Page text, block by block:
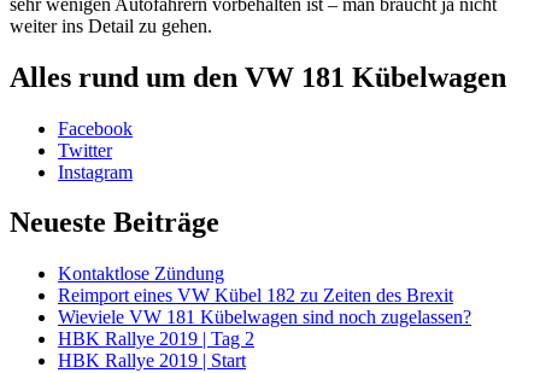
weiter ins Detail zu gehen.
Alles rund um den VW 181 Kübelwagen
Facebook
Twitter
Instagram
Neueste Beiträge
Kontaktlose Zündung
Reimport eines VW Kübel 182 zu Zeiten des Brexit
Wieviele VW 181 Kübelwagen sind noch zugelassen?
HBK Rallye 2019 | Tag 2
HBK Rallye 2019 | Start